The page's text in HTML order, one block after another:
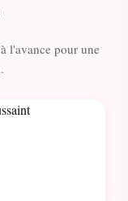
l'avance pour une